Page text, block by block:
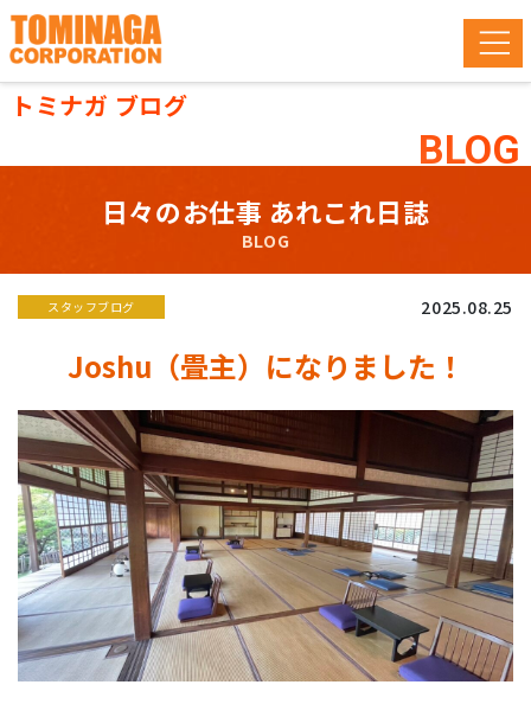
トミナガ ブログ
BLOG
日々のお仕事 あれこれ日誌
BLOG
スタッフブログ 2025.08.25
Joshu（畳主）になりました！